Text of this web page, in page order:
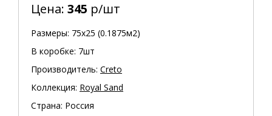
Цена: 345 р/шт
Размеры: 75х25 (0.1875м2)
В коробке: 7шт
Производитель: Creto
Коллекция: Royal Sand
Страна: Россия